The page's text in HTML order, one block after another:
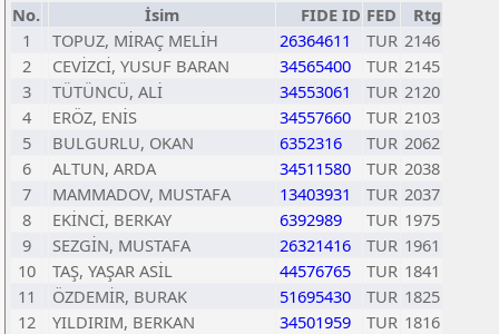
No. İsim FIDE ID FED
Rtg
1
TOPUZ, MİRAÇ MELİH 26364611 TUR 2146
2
CEVİZCİ, YUSUF BARAN 34565400 TUR 2145
3
TÜTÜNCÜ, ALİ 34553061 TUR 2120
4
ERÖZ, ENİS 34557660 TUR 2103
5
BULGURLU, OKAN 6352316 TUR 2062
6
ALTUN, ARDA 34511580 TUR 2038
7
MAMMADOV, MUSTAFA 13403931 TUR 2037
8
EKİNCİ, BERKAY 6392989 TUR 1975
9
SEZGİN, MUSTAFA 26321416 TUR 1961
10
TAŞ, YAŞAR ASİL 44576765 TUR 1841
11
ÖZDEMİR, BURAK 51695430 TUR 1825
12
YILDIRIM, BERKAN 34501959 TUR 1816